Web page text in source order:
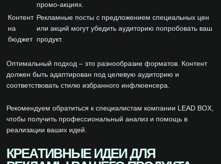
промо-акциях.
Контент
на
бюджет
Рекламные посты с предложением специальных цен
или акций могут убедить аудиторию попробовать ваш
продукт.
Оптимальный подход – это разнообразие форматов. Контент
должен быть адаптирован под целевую аудиторию и
соответствовать стилю избранного инфлюенсера.
Рекомендуем обратиться к специалистам компании LEAD BOX,
чтобы получить профессиональный анализ и помощь в
реализации ваших идей.
КРЕАТИВНЫЕ ИДЕИ ДЛЯ